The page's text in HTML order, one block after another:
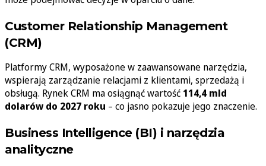
Customer Relationship Management
(CRM)
Platformy CRM, wyposażone w zaawansowane narzędzia,
wspierają zarządzanie relacjami z klientami, sprzedażą i
obsługą. Rynek CRM ma osiągnąć wartość 114,4 mld
dolarów do 2027 roku – co jasno pokazuje jego znaczenie.
Business Intelligence (BI) i narzędzia
analityczne